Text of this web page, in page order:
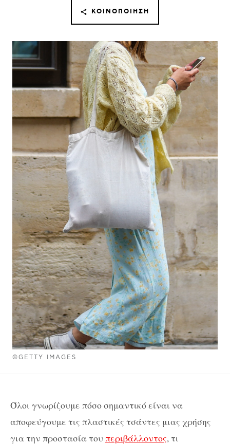
©GETTY IMAGES
ΚΟΙΝΟΠΟΊΗΣΗ
Όλοι γνωρίζουμε πόσο σημαντικό είναι να
αποφεύγουμε τις πλαστικές τσάντες μιας χρήσης
για την προστασία του περιβάλλοντος, τι